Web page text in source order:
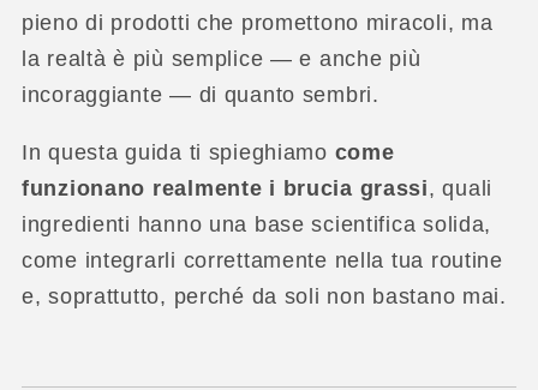
pieno di prodotti che promettono miracoli, ma
la realtà è più semplice — e anche più
incoraggiante — di quanto sembri.
In questa guida ti spieghiamo come
funzionano realmente i brucia grassi, quali
ingredienti hanno una base scientifica solida,
come integrarli correttamente nella tua routine
e, soprattutto, perché da soli non bastano mai.